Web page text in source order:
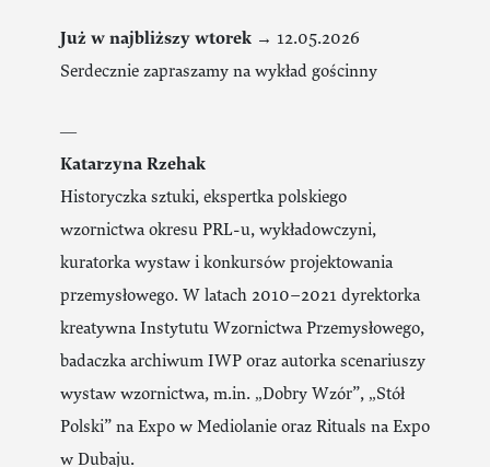
Już w najbliższy wtorek → 12.05.2026
Serdecznie zapraszamy na wykład gościnny
―
Katarzyna Rzehak
Historyczka sztuki, ekspertka polskiego
wzornictwa okresu PRL-u, wykładowczyni,
kuratorka wystaw i konkursów projektowania
przemysłowego. W latach 2010–2021 dyrektorka
kreatywna Instytutu Wzornictwa Przemysłowego,
badaczka archiwum IWP oraz autorka scenariuszy
wystaw wzornictwa, m.in. „Dobry Wzór”, „Stół
Polski” na Expo w Mediolanie oraz Rituals na Expo
w Dubaju.